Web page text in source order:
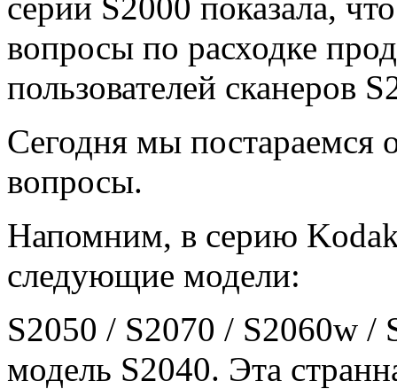
вопросы по расходке
пользователей сканеров
Сегодня мы постараемся
вопросы.
Напомним, в серию
следующие модели:
S2050 / S2070 / S2060w /
модель S2040. Эта